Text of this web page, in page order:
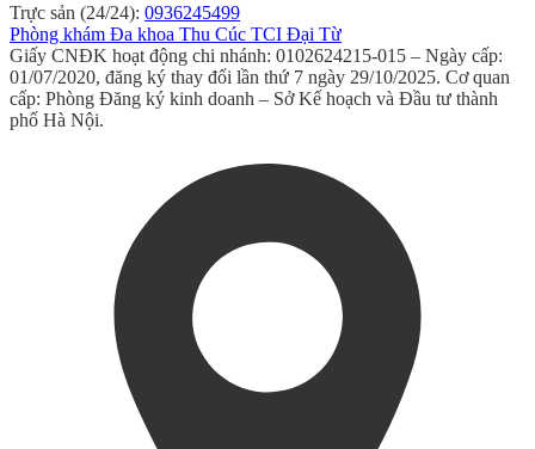
Trực sản (24/24): 0936245499
Phòng khám Đa khoa Thu Cúc TCI Đại Từ
Giấy CNĐK hoạt động chi nhánh: 0102624215-015 – Ngày cấp:
01/07/2020, đăng ký thay đổi lần thứ 7 ngày 29/10/2025. Cơ quan
cấp: Phòng Đăng ký kinh doanh – Sở Kế hoạch và Đầu tư thành
phố Hà Nội.